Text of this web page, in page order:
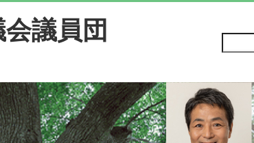
議員団